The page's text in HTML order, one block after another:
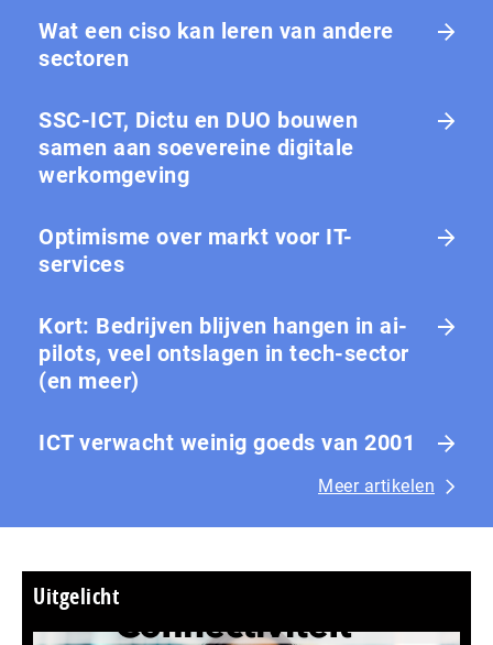
Wat een ciso kan leren van andere
sectoren
SSC-ICT, Dictu en DUO bouwen
samen aan soevereine digitale
werkomgeving
Optimisme over markt voor IT-
services
Kort: Bedrijven blijven hangen in ai-
pilots, veel ontslagen in tech-sector
(en meer)
ICT verwacht weinig goeds van 2001
Meer artikelen
Uitgelicht